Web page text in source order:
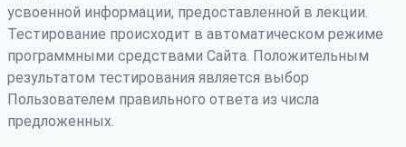
усвоенной информации, предоставленной в лекции.
Тестирование происходит в автоматическом режиме
программными средствами Сайта. Положительным
результатом тестирования является выбор
Пользователем правильного ответа из числа
предложенных.